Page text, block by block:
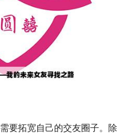
要拓宽自己的交友圈子。除